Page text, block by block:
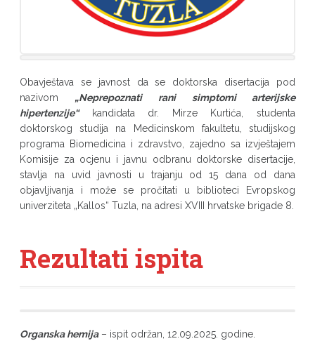
Obavještava se javnost da se doktorska disertacija pod
nazivom „Neprepoznati rani simptomi arterijske
hipertenzije“kandidata dr. Mirze Kurtića, studenta
doktorskog studija na Medicinskom fakultetu, studijskog
programa Biomedicina i zdravstvo, zajedno sa izvještajem
Komisije za ocjenu i javnu odbranu doktorske disertacije,
stavlja na uvid javnosti u trajanju od 15 dana od dana
objavljivanja i može se pročitati u biblioteci Evropskog
univerziteta „Kallos“ Tuzla, na adresi XVIII hrvatske brigade 8.
Rezultati ispita
Organska hemija – ispit održan, 12.09.2025. godine.